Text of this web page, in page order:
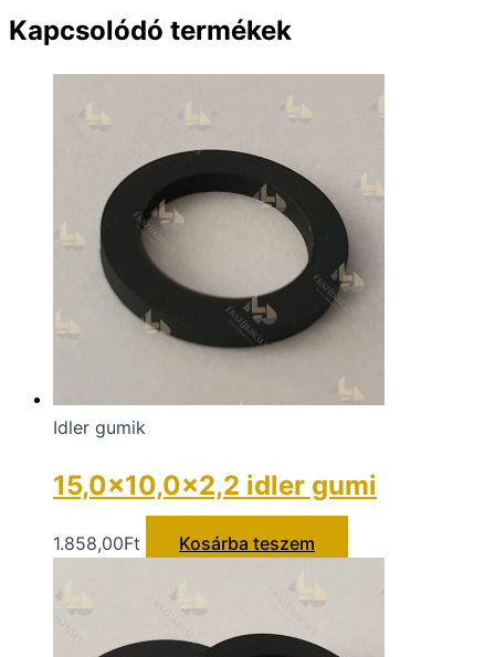
Kapcsolódó termékek
Idler gumik
15,0×10,0x2,2 idler gumi
1.858,00Ft Kosárba teszem